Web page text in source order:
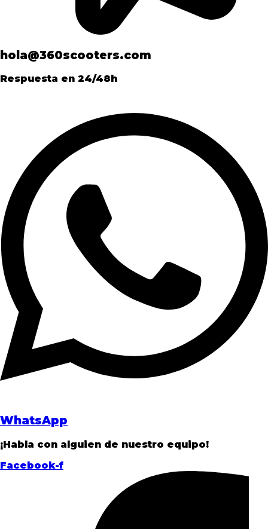
hola@360scooters.com
Respuesta en 24/48h
WhatsApp
¡Habla con alguien de nuestro equipo!
Facebook-f